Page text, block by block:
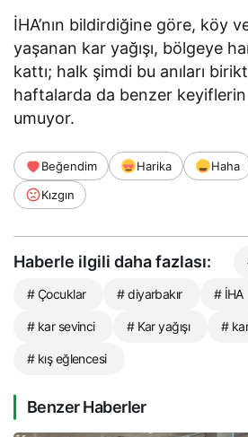
İHA’nın bildirdiğine göre, köy
yaşanan kar yağışı, bölgeye
kattı; halk şimdi bu anıları
haftalarda da benzer keyiflerin
umuyor.
Beğendim Harika Haha
Kızgın
Haberle ilgili daha fazlası:
# Çocuklar # diyarbakır # İHA
# kar sevinci # Kar yağışı #
# kış eğlencesi
Benzer Haberler